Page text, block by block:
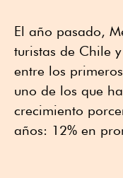
El año pasado,
turistas de Chile
entre los
uno de los que
crecimiento
años: 12% en